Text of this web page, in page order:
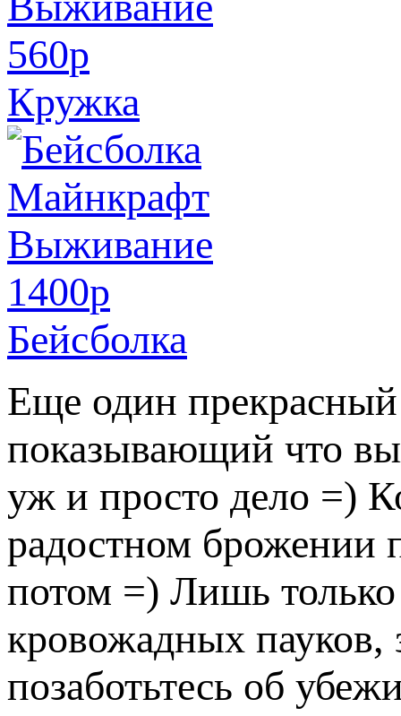
560p
Кружка
1400p
Бейсболка
Еще один
показывающий что
уж и просто дело =)
радостном брожении
потом =) Лишь только
кровожадных пауков,
позаботьтесь об